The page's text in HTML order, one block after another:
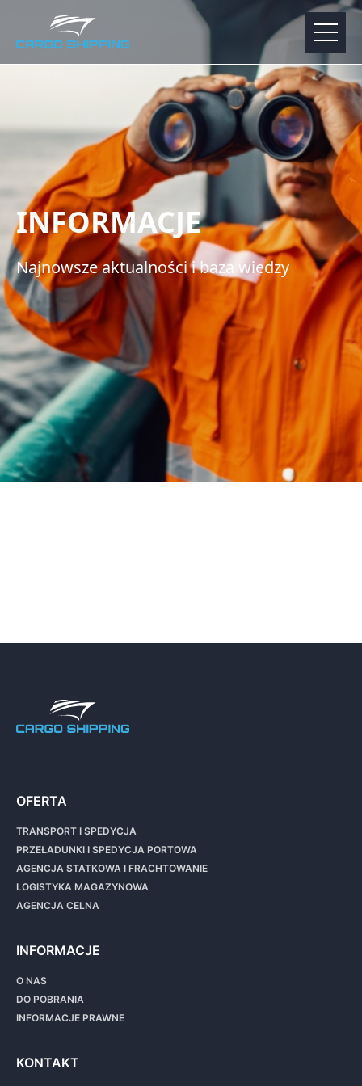
INFORMACJE
Najnowsze aktualności i baza wiedzy
OFERTA
TRANSPORT I SPEDYCJA
PRZEŁADUNKI I SPEDYCJA PORTOWA
AGENCJA STATKOWA I FRACHTOWANIE
LOGISTYKA MAGAZYNOWA
AGENCJA CELNA
INFORMACJE
O NAS
DO POBRANIA
INFORMACJE PRAWNE
KONTAKT